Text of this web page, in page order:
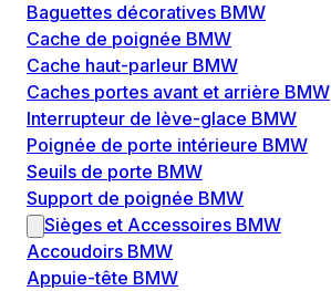
Baguettes décoratives BMW
Cache de poignée BMW
Cache haut-parleur BMW
Caches portes avant et arrière BMW
Interrupteur de lève-glace BMW
Poignée de porte intérieure BMW
Seuils de porte BMW
Support de poignée BMW
Sièges et Accessoires BMW
Accoudoirs BMW
Appuie-tête BMW